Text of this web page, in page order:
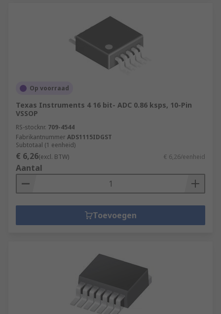
Op voorraad
Texas Instruments 4 16 bit- ADC 0.86 ksps, 10-Pin
VSSOP
RS-stocknr. 709-4544
FabrikantnummerADS1115IDGST
Subtotaal (1 eenheid)
€ 6,26(excl. BTW) € 6,26/eenheid
Aantal
Toevoegen